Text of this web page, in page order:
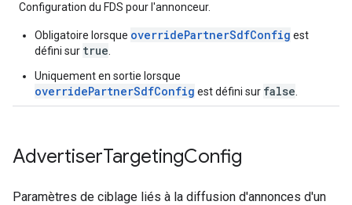
Configuration du FDS pour l'annonceur.
Obligatoire lorsque overridePartnerSdfConfig est
défini sur true
Uniquement en sortie lorsque
overridePartnerSdfConfig est défini sur false
AdvertiserTargetingConfig
Paramètres de ciblage liés à la diffusion d'annonces d'un